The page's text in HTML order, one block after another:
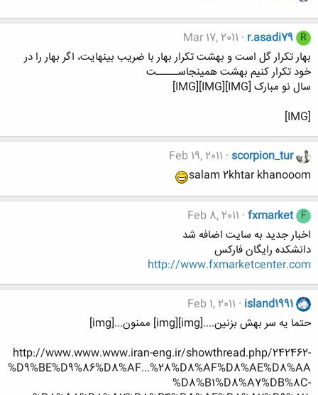
R
r.asadi79
Mar 17, 2011
بهار تکرار گل است و بهشت تکرار بهار با ضریب بینهایت، اگر بهار را در
خود تکرار کنیم بهشت همینجاســـــت
سال نو مبارک [IMG][IMG][IMG]
[IMG]
scorpion_tur
Feb 19, 2011
salam 2khtar khanooom
F
fxmarket
Feb 8, 2011
اخبار جديد به سايت اضافه شد
دانشكده رايگان فاركس
http://www.fxmarketcenter.com
island1991
Feb 1, 2011
حتما یه سر بهش بزنین....[img][img] ممنون...[img]
http://www.www.www.iran-eng.ir/showthread.php/242462-
%D9%BE%D9%86%D8%AF...%28%D8%AF%D8%AE%D8%AA
%D8%B1%D8%A7%DB%8C-